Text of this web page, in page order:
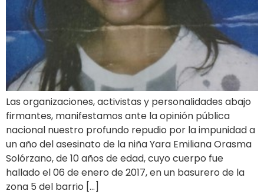
Las organizaciones, activistas y personalidades abajo
firmantes, manifestamos ante la opinión pública
nacional nuestro profundo repudio por la impunidad a
un año del asesinato de la niña Yara Emiliana Orasma
Solórzano, de 10 años de edad, cuyo cuerpo fue
hallado el 06 de enero de 2017, en un basurero de la
zona 5 del barrio […]